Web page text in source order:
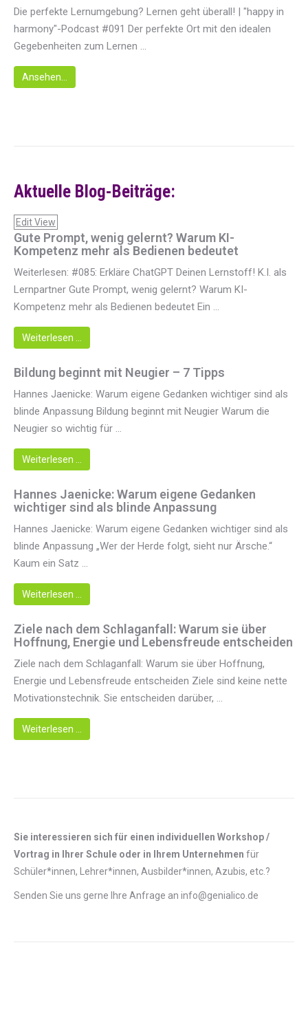
Die perfekte Lernumgebung? Lernen geht überall! | "happy in
harmony"-Podcast #091 Der perfekte Ort mit den idealen
Gegebenheiten zum Lernen ...
Ansehen...
Aktuelle Blog-Beiträge:
Edit View
Gute Prompt, wenig gelernt? Warum KI-
Kompetenz mehr als Bedienen bedeutet
Weiterlesen: #085: Erkläre ChatGPT Deinen Lernstoff! K.I. als
Lernpartner Gute Prompt, wenig gelernt? Warum KI-
Kompetenz mehr als Bedienen bedeutet Ein ...
Weiterlesen …
Bildung beginnt mit Neugier – 7 Tipps
Hannes Jaenicke: Warum eigene Gedanken wichtiger sind als
blinde Anpassung Bildung beginnt mit Neugier Warum die
Neugier so wichtig für ...
Weiterlesen …
Hannes Jaenicke: Warum eigene Gedanken
wichtiger sind als blinde Anpassung
Hannes Jaenicke: Warum eigene Gedanken wichtiger sind als
blinde Anpassung „Wer der Herde folgt, sieht nur Ärsche.“
Kaum ein Satz ...
Weiterlesen …
Ziele nach dem Schlaganfall: Warum sie über
Hoffnung, Energie und Lebensfreude entscheiden
Ziele nach dem Schlaganfall: Warum sie über Hoffnung,
Energie und Lebensfreude entscheiden Ziele sind keine nette
Motivationstechnik. Sie entscheiden darüber, ...
Weiterlesen …
Sie interessieren sich für einen individuellen Workshop /
Vortrag in Ihrer Schule oder in Ihrem Unternehmen für
Schüler*innen, Lehrer*innen, Ausbilder*innen, Azubis, etc.?
Senden Sie uns gerne Ihre Anfrage an info@genialico.de